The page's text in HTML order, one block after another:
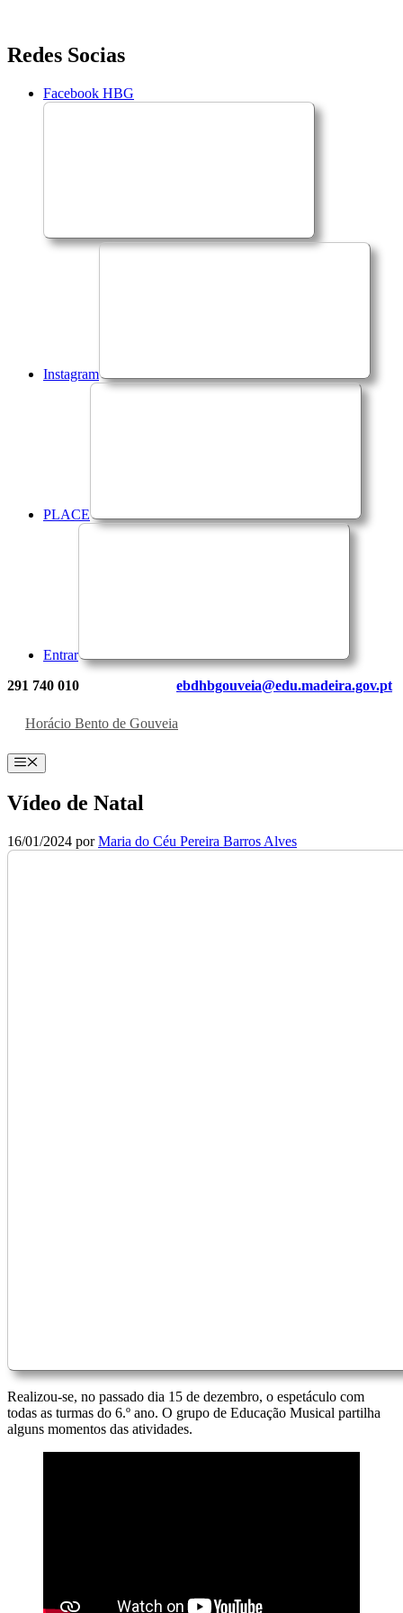
Saltar
para
conteúdo
Redes Socias
Facebook HBG
Instagram
PLACE
Entrar
291 740 010 ebdhbgouveia@edu.madeira.gov.pt
Horácio Bento de Gouveia
Menu
Vídeo de Natal
16/01/2024 porMaria do Céu Pereira Barros Alves
Realizou-se, no passado dia 15 de dezembro, o espetáculo com
todas as turmas do 6.º ano. O grupo de Educação Musical partilha
alguns momentos das atividades.